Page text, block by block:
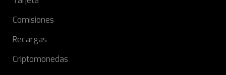
Comisiones
Recargas
Criptomonedas